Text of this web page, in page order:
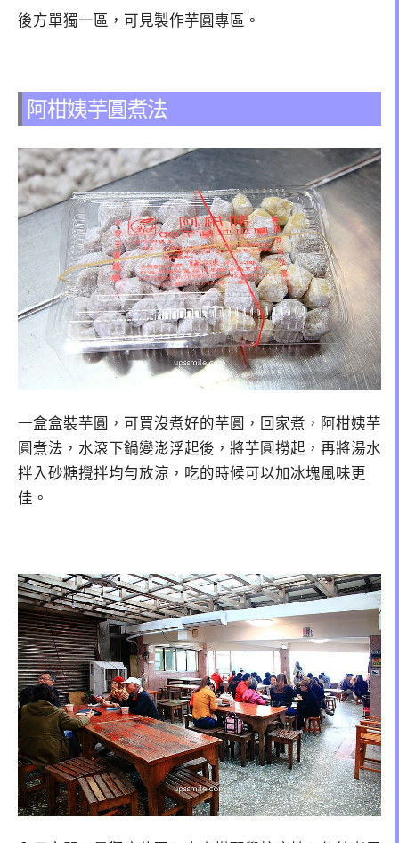
後方單獨一區，可見製作芋圓專區。
阿柑姨芋圓煮法
一盒盒裝芋圓，可買沒煮好的芋圓，回家煮，阿柑姨芋
圓煮法，水滾下鍋變澎浮起後，將芋圓撈起，再將湯水
拌入砂糖攪拌均勻放涼，吃的時候可以加冰塊風味更
佳。